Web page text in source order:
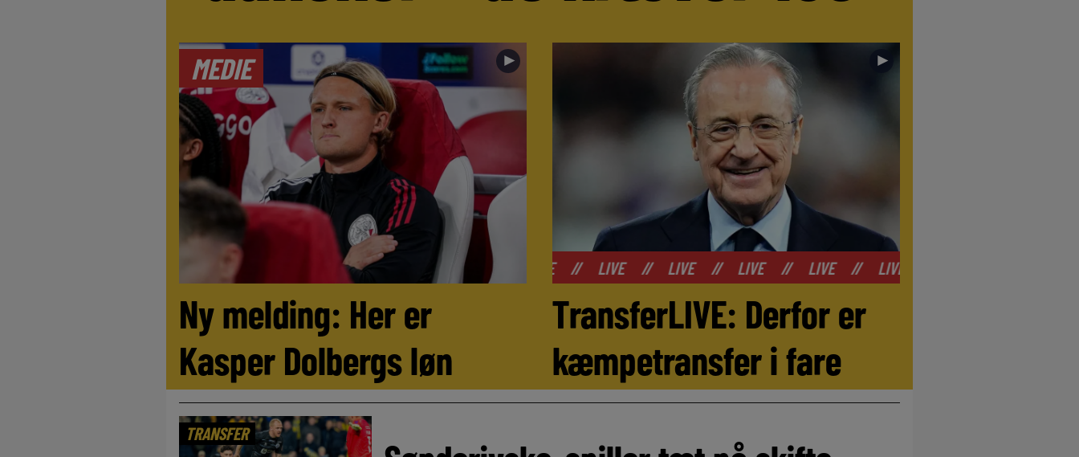
MEDIE ►
Ny melding: Her er
Kasper Dolbergs løn
►
LIVE // LIVE LIVE // LIVE // LIVE // LIVE // LIVE //
TransferLIVE: Derfor er
kæmpetransfer i fare
TRANSFER